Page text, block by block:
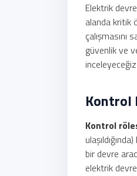
Elektrik
alanda kritik
güvenlik ve
inceleyeceğiz.
Kontrol
Kontrol
bir devre
elektrik